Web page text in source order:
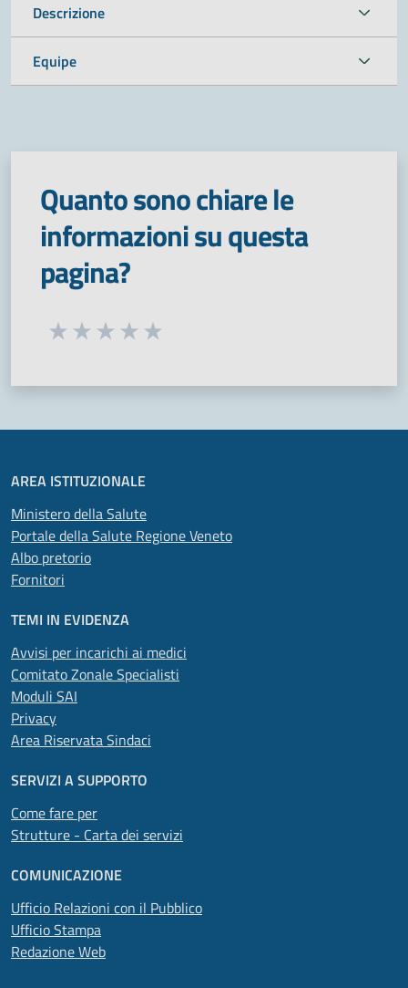
Descrizione
Equipe
Quanto sono chiare le
informazioni su questa
pagina?
Seleziona una valutazione da 1 a 5 stelle
AREA ISTITUZIONALE
Ministero della Salute
Portale della Salute Regione Veneto
Albo pretorio
Fornitori
TEMI IN EVIDENZA
Avvisi per incarichi ai medici
Comitato Zonale Specialisti
Moduli SAI
Privacy
Area Riservata Sindaci
SERVIZI A SUPPORTO
Come fare per
Strutture - Carta dei servizi
COMUNICAZIONE
Ufficio Relazioni con il Pubblico
Ufficio Stampa
Redazione Web